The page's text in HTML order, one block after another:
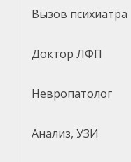
Вызов психиатра
Доктор ЛФП
Невропатолог
Анализ, УЗИ